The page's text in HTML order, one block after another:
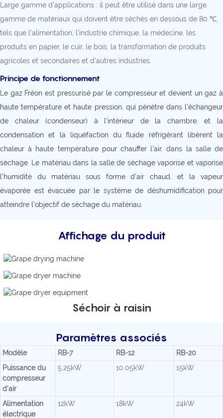
Large gamme d'applications : il peut être utilisé dans une large
gamme de matériaux qui doivent être séchés en dessous de 80 ℃,
tels que l'alimentation, l'industrie chimique, la médecine, les
produits en papier, le cuir, le bois, la transformation de produits
agricoles et secondaires et d'autres industries.
Principe de fonctionnement
Le gaz Fréon est pressurisé par le compresseur et devient un gaz à
haute température et haute pression, qui pénètre dans l'échangeur
de chaleur (condenseur) à l'intérieur de la chambre, et la
condensation et la liquéfaction du fluide réfrigérant libèrent la
chaleur à haute température pour chauffer l'air. dans la salle de
séchage. Le matériau dans la salle de séchage vaporise et vaporise
l'humidité du matériau sous forme d'air chaud, et la vapeur
évaporée est évacuée par le système de déshumidification pour
atteindre l'objectif de séchage du matériau.
Affichage du produit
Séchoir à raisin
Paramètres associés
Modèle RB-7 RB-12
RB-20
Puissance du
compresseur
d'air
5.25kW 10.05kW 15kW
Alimentation
électrique
12kW 18kW 24kW